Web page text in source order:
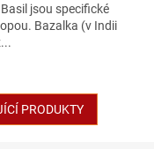
jsou specifické
Bazalka (v Indii
PRODUKTY